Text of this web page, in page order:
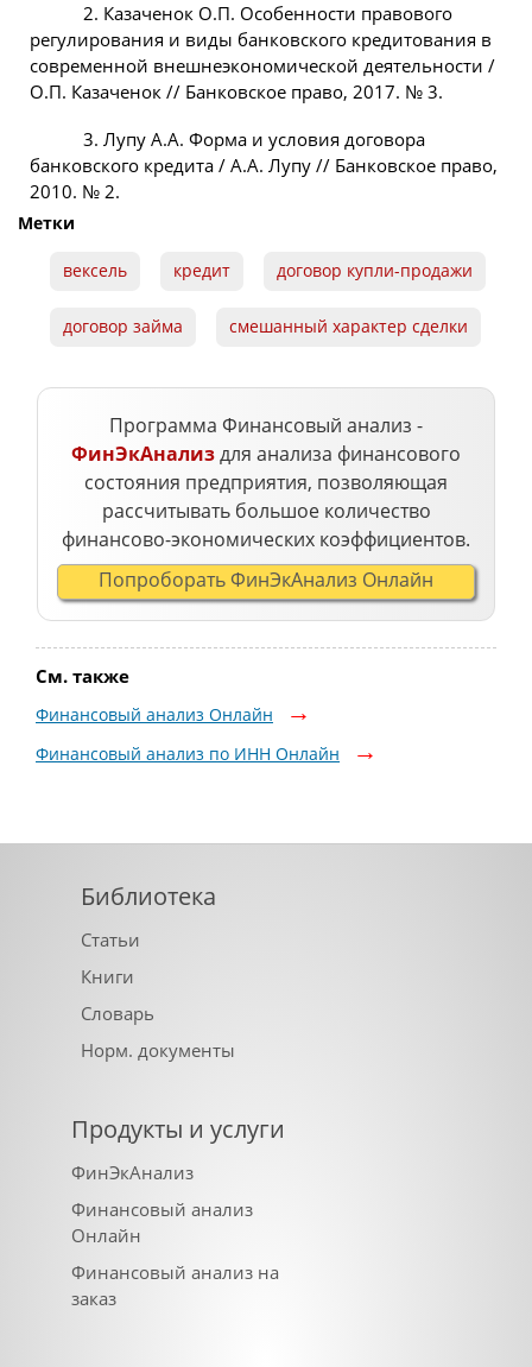
2. Казаченок О.П. Особенности правового
регулирования и виды банковского кредитования в
современной внешнеэкономической деятельности /
О.П. Казаченок // Банковское право, 2017. № 3.
3. Лупу А.А. Форма и условия договора
банковского кредита / А.А. Лупу // Банковское право,
2010. № 2.
Метки
вексель кредит договор купли-продажи
договор займа смешанный характер сделки
Программа Финансовый анализ -
ФинЭкАнализдля анализа финансового
состояния предприятия, позволяющая
рассчитывать большое количество
финансово-экономических коэффициентов.
Попроборать ФинЭкАнализ Онлайн
См. также
Финансовый анализ Онлайн
Финансовый анализ по ИНН Онлайн
Библиотека
Статьи
Книги
Словарь
Норм. документы
Продукты и услуги
ФинЭкАнализ
Финансовый анализ
Онлайн
Финансовый анализ на
заказ